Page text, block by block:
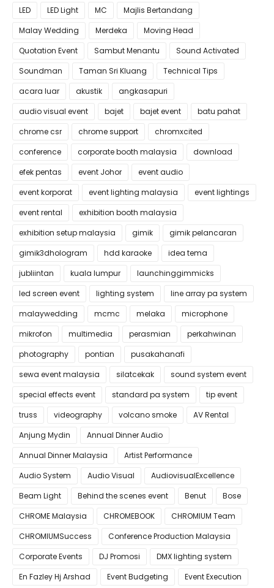
LED
LED Light MC
Majlis Bertandang
Malay Wedding
Merdeka
Moving Head
Quotation Event
Sambut Menantu
Sound Activated
Soundman
Taman Sri Kluang
Technical Tips
acara luar
akustik
angkasapuri
audio visual event
bajet bajet event
batu pahat
chrome csr
chrome support
chromxcited
conference
corporate booth malaysia
download
efek pentas
event Johor
event audio
event korporat
event lighting malaysia
event lightings
event rental
exhibition booth malaysia
exhibition setup malaysia
gimik
gimik pelancaran
gimik3dhologram
hdd karaoke
idea tema
jubliintan
kuala lumpur
launchinggimmicks
led screen event
lighting system
line array pa system
malaywedding
mcmc melaka
microphone
mikrofon
multimedia perasmian
perkahwinan
photography
pontian
pusakahanafi
sewa event malaysia
silatcekak
sound system event
special effects event
standard pa system
tip event
truss
videography volcano smoke
AV Rental
Anjung Mydin
Annual Dinner Audio
Annual Dinner Malaysia
Artist Performance
Audio System
Audio Visual
AudiovisualExcellence
Beam Light
Behind the scenes event Benut
Bose
CHROME Malaysia
CHROMEBOOK
CHROMIUM Team
CHROMIUMSuccess
Conference Production Malaysia
Corporate Events
DJ Promosi
DMX lighting system
En Fazley Hj Arshad
Event Budgeting
Event Execution